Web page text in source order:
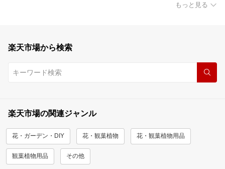
もっと見る
楽天市場から検索
楽天市場の関連ジャンル
花・ガーデン・DIY 花・観葉植物 花・観葉植物用品
観葉植物用品 その他